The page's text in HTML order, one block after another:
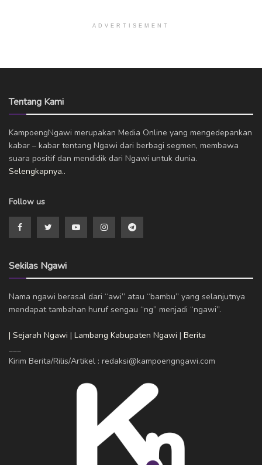
ADVERTISEMENT
Tentang Kami
KampoengNgawi merupakan Media Online yang mengedepankan
kabar – kabar tentang Ngawi dari berbagi segmen, membawa
suara positif dan mendidik dari Ngawi untuk dunia.
Selengkapnya..
Follow us
Sekilas Ngawi
Nama ngawi berasal dari “awi” atau “bambu” yang selanjutnya
mendapat tambahan huruf sengau “ng” menjadi “ngawi”.
| Sejarah Ngawi | Lambang Kabupaten Ngawi | Berita
___
Kirim Berita/Rilis/Artikel : redaksi@kampoengngawi.com